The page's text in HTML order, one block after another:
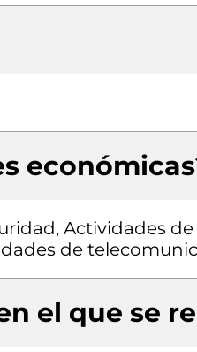
Actividades de
de
el que se